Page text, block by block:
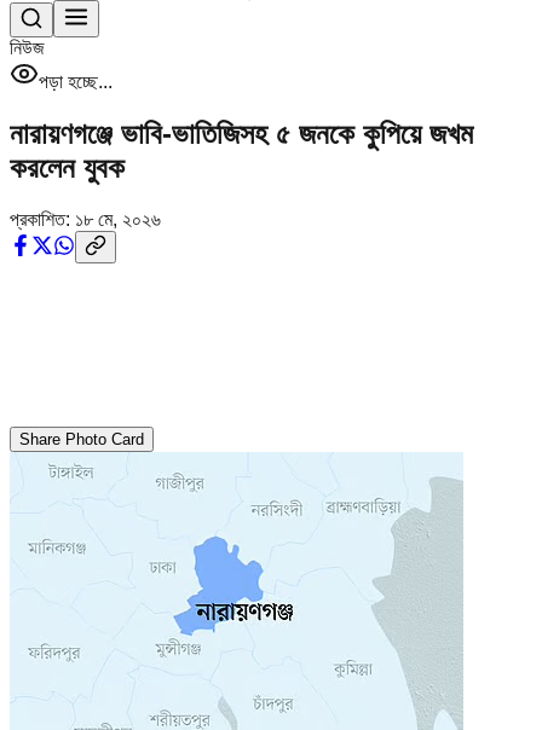
নিউজ
পড়া হচ্ছে...
নারায়ণগঞ্জে ভাবি-ভাতিজিসহ ৫ জনকে কুপিয়ে জখম
করলেন যুবক
প্রকাশিত: ১৮ মে, ২০২৬
Share Photo Card